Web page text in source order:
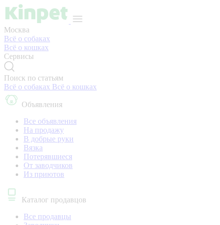
Москва
Всё о собаках
Всё о кошках
Сервисы
Поиск по статьям
Всё о собаках Всё о кошках
Объявления
Все объявления
На продажу
В добрые руки
Вязка
Потерявшиеся
От заводчиков
Из приютов
Каталог продавцов
Все продавцы